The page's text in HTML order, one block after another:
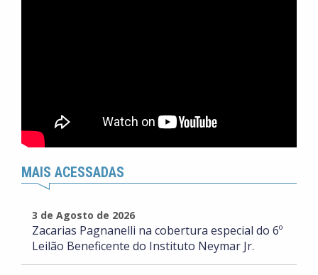
MAIS ACESSADAS
3 de Agosto de 2026
Zacarias Pagnanelli na cobertura especial do 6º
Leilão Beneficente do Instituto Neymar Jr.